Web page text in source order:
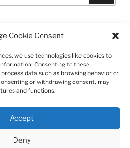
Cookie Consent
we use technologies like cookies to
Consenting to these
data such as browsing behavior or
or withdrawing consent, may
and functions.
Accept
Deny
12/2026
reCAPTCHA and the Google